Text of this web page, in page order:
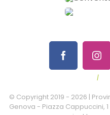
|
© Copyright 2019 - 2026 |
Genova - Piazza Cappuccini, 1